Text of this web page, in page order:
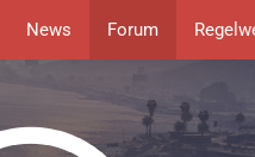
News Forum